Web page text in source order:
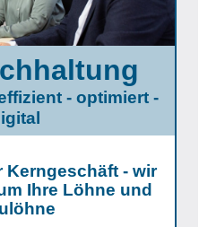
- optimiert -
Kerngeschäft - wir
Ihre Löhne und